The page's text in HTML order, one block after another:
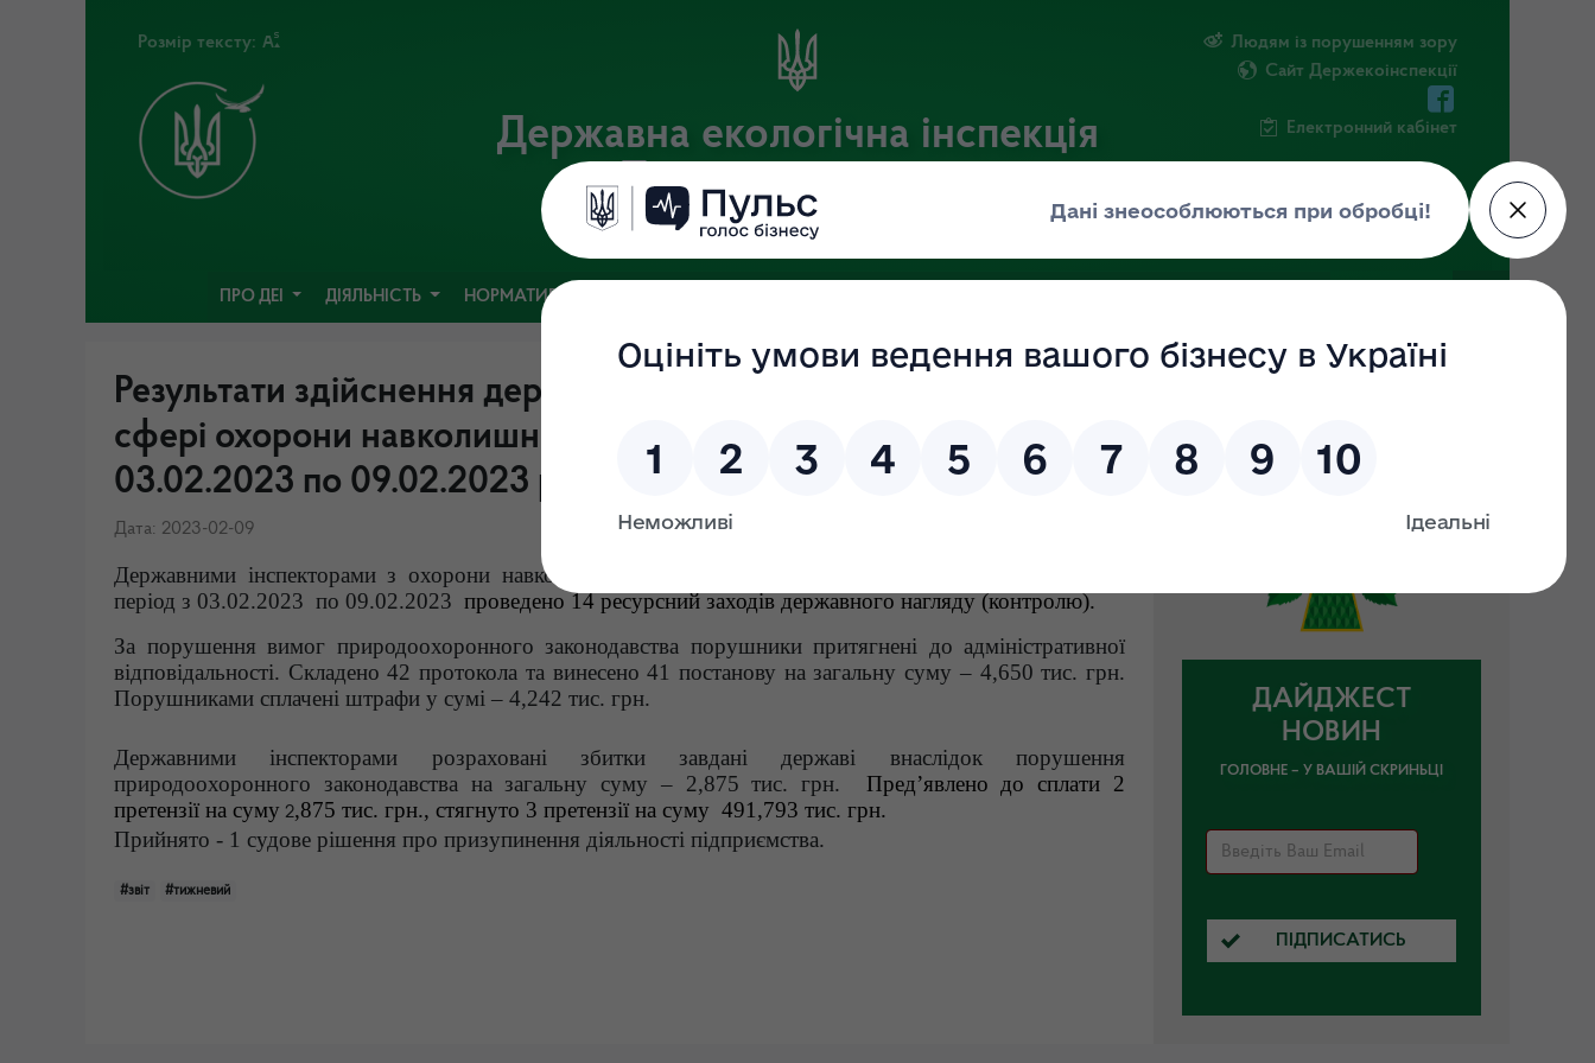
Розмір тексту:
Державна екологічна інспекція
Поліського округу
Офіційний веб-портал
Людям із порушенням зору
Сайт Держекоінспекції
Електронний кабінет
ПРО ДЕІ ДІЯЛЬНІСТЬ НОРМАТИВНА БАЗА
Результати здійснення державного нагляду (контролю) у
сфері охорони навколишнього природного середовища з
03.02.2023 по 09.02.2023 року
Дата: 2023-02-09
Державними інспекторами з охорони навколишнього природного середовища Поліського округу у
період з 03.02.2023 по 09.02.2023 проведено 14 ресурсний заходів державного нагляду (контролю).
За порушення вимог природоохоронного законодавства порушники притягнені до адміністративної
відповідальності. Складено 42 протокола та винесено 41 постанову на загальну суму – 4,650 тис. грн.
Порушниками сплачені штрафи у сумі – 4,242 тис. грн.
Державними інспекторами розраховані збитки завдані державі внаслідок порушення
природоохоронного законодавства на загальну суму – 2,875 тис. грн.
Пред’явлено до сплати 2
претензії на суму 2,875 тис. грн., стягнуто 3 претензії на суму 491,793 тис. грн.
Прийнято - 1 судове рішення про призупинення діяльності підприємства.
#звіт #тижневий
ДАЙДЖЕСТ
НОВИН
ГОЛОВНЕ – У ВАШІЙ СКРИНЬЦІ
ПІДПИСАТИСЬ